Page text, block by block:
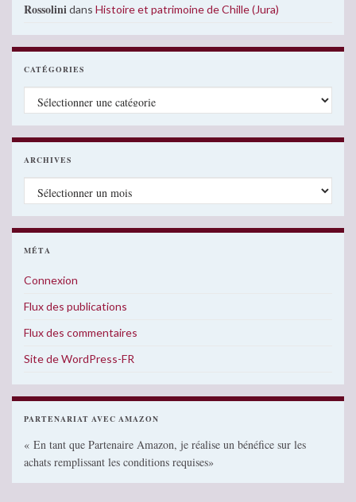
Rossolinidans Histoire et patrimoine de Chille (Jura)
CATÉGORIES
Catégories
ARCHIVES
Archives
MÉTA
Connexion
Flux des publications
Flux des commentaires
Site de WordPress-FR
PARTENARIAT AVEC AMAZON
« En tant que Partenaire Amazon, je réalise un bénéfice sur les
achats remplissant les conditions requises»